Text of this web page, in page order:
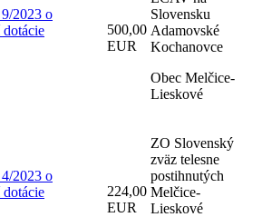
2023 o
500,00
EUR
Slovensku
Adamovské
Kochanovce
Obec Melčice-
Lieskové
2023 o
224,00
EUR
ZO Slovenský
zväz telesne
postihnutých
Melčice-
Lieskové